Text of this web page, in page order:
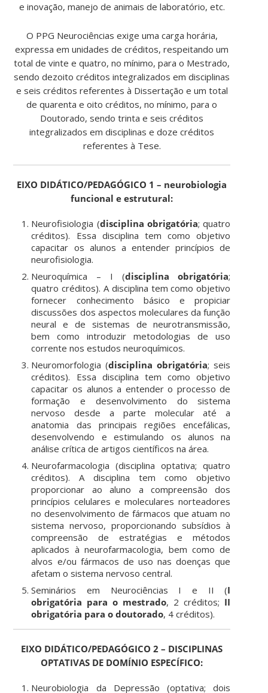
e inovação, manejo de animais de laboratório, etc.
O PPG Neurociências exige uma carga horária,
expressa em unidades de créditos, respeitando um
total de vinte e quatro, no mínimo, para o Mestrado,
sendo dezoito créditos integralizados em disciplinas
e seis créditos referentes à Dissertação e um total
de quarenta e oito créditos, no mínimo, para o
Doutorado, sendo trinta e seis créditos
integralizados em disciplinas e doze créditos
referentes à Tese.
EIXO DIDÁTICO/PEDAGÓGICO 1 – neurobiologia
funcional e estrutural:
Neurofisiologia (disciplina obrigatória; quatro
créditos). Essa disciplina tem como objetivo
capacitar os alunos a entender princípios de
neurofisiologia.
Neuroquímica – I (disciplina obrigatória;
quatro créditos). A disciplina tem como objetivo
fornecer conhecimento básico e propiciar
discussões dos aspectos moleculares da função
neural e de sistemas de neurotransmissão,
bem como introduzir metodologias de uso
corrente nos estudos neuroquímicos.
Neuromorfologia (disciplina obrigatória; seis
créditos). Essa disciplina tem como objetivo
capacitar os alunos a entender o processo de
formação e desenvolvimento do sistema
nervoso desde a parte molecular até a
anatomia das principais regiões encefálicas,
desenvolvendo e estimulando os alunos na
análise crítica de artigos científicos na área.
Neurofarmacologia (disciplina optativa; quatro
créditos). A disciplina tem como objetivo
proporcionar ao aluno a compreensão dos
princípios celulares e moleculares norteadores
no desenvolvimento de fármacos que atuam no
sistema nervoso, proporcionando subsídios à
compreensão de estratégias e métodos
aplicados à neurofarmacologia, bem como de
alvos e/ou fármacos de uso nas doenças que
afetam o sistema nervoso central.
Seminários em Neurociências I e II (I
obrigatória para o mestrado, 2 créditos; II
obrigatória para o doutorado, 4 créditos).
EIXO DIDÁTICO/PEDAGÓGICO 2 – DISCIPLINAS
OPTATIVAS DE DOMÍNIO ESPECÍFICO:
Neurobiologia da Depressão (optativa; dois